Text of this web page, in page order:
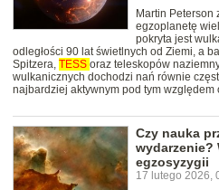
Martin Peterson
egzoplanetę
pokryta jest
odległości 90 lat świetlnych od Ziemi, a
Spitzera, TESS oraz teleskopów
wulkanicznych dochodzi nań równie
najbardziej aktywnym pod tym względem
Czy nauka
wydarzenie?
egzosyzygii
17 lutego 2026,